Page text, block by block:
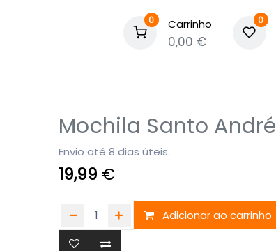
0 Carrinho
0,00 €
0
Mochila Santo André
Envio até 8 dias úteis.
19,99 €
Adicionar ao carrinho